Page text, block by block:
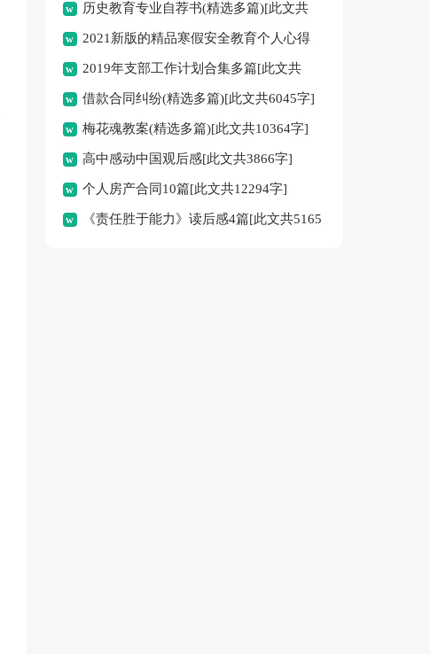
体会[此文共1821字]
历史教育专业自荐书(精选多篇)[此文共
2817字]
2021新版的精品寒假安全教育个人心得
[此文共5719字]
2019年支部工作计划合集多篇[此文共
8297字]
借款合同纠纷(精选多篇)[此文共6045字]
梅花魂教案(精选多篇)[此文共10364字]
高中感动中国观后感[此文共3866字]
个人房产合同10篇[此文共12294字]
《责任胜于能力》读后感4篇[此文共5165